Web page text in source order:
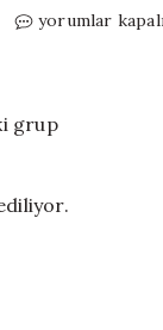
Son
grup
çağrı:
yorumlar
grup